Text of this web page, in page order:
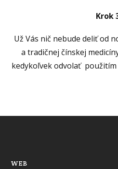
Krok
Už Vás nič nebude deliť od
a tradičnej čínskej
kedykoľvek odvolať použitím
WEB